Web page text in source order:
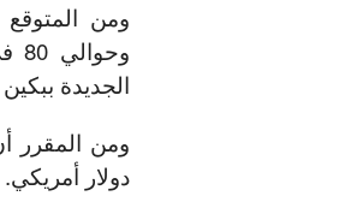
الجديدة
دولار أمريكي.